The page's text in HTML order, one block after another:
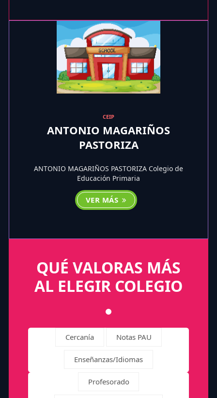
CEIP
ANTONIO MAGARIÑOS
PASTORIZA
ANTONIO MAGARIÑOS PASTORIZA Colegio de
Educación Primaria
VER MÁS
QUÉ VALORAS MÁS
AL ELEGIR COLEGIO
Cercanía Notas PAU
Enseñanzas/Idiomas
Profesorado